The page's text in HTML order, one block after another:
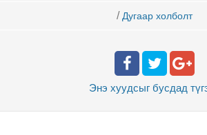
/ Дугаар холболт
Энэ хуудсыг бусдад